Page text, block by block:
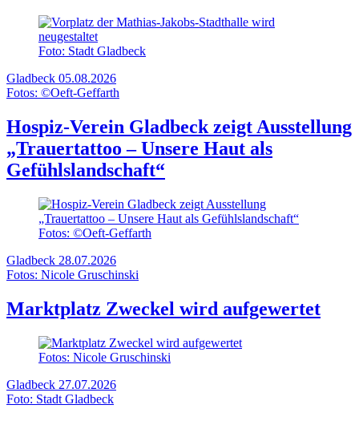
Foto: Stadt Gladbeck
Gladbeck 05.08.2026
Fotos: ©Oeft-Geffarth
Hospiz-Verein Gladbeck zeigt Ausstellung
„Trauertattoo – Unsere Haut als
Gefühlslandschaft“
Fotos: ©Oeft-Geffarth
Gladbeck 28.07.2026
Fotos: Nicole Gruschinski
Marktplatz Zweckel wird aufgewertet
Fotos: Nicole Gruschinski
Gladbeck 27.07.2026
Foto: Stadt Gladbeck